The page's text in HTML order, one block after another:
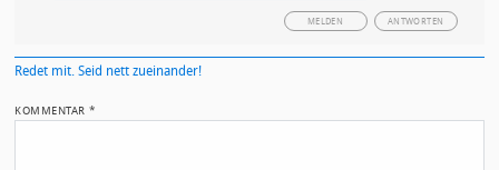
ANTWORTEN
MELDEN
Redet mit. Seid nett zueinander!
KOMMENTAR*